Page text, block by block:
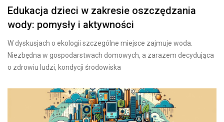
Edukacja dzieci w zakresie oszczędzania
wody: pomysły i aktywności
W dyskusjach o ekologii szczególne miejsce zajmuje woda.
Niezbędna w gospodarstwach domowych, a zarazem decydująca
o zdrowiu ludzi, kondycji środowiska